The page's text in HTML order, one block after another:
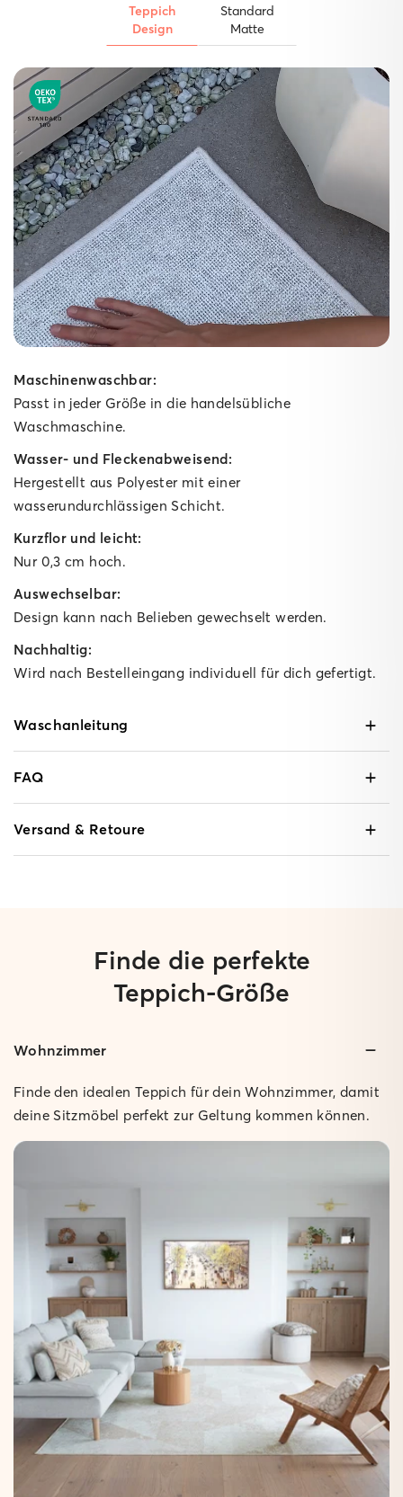
Teppich
Design
Standard
Matte
Maschinenwaschbar:
Passt in jeder Größe in die handelsübliche
Waschmaschine.
Wasser- und Fleckenabweisend:
Hergestellt aus Polyester mit einer
wasserundurchlässigen Schicht.
Kurzflor und leicht:
Nur 0,3 cm hoch.
Auswechselbar:
Design kann nach Belieben gewechselt werden.
Nachhaltig:
Wird nach Bestelleingang individuell für dich gefertigt.
Geringe Höhe:
lassen.
Bei Bedarf einfach feucht abwischen.
Klettähnliche Oberfläche:
Das Design haftet sicher an der Matte.
Ohne Latex:
Besser für dich und die Umwelt.
Waschanleitung
FAQ
Versand & Retoure
Finde die perfekte
Teppich-Größe
Wohnzimmer
Finde den idealen Teppich für dein Wohnzimmer, damit
deine Sitzmöbel perfekt zur Geltung kommen können.